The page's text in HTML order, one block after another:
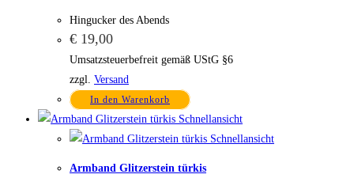
Hingucker des Abends
€ 19,00
Umsatzsteuerbefreit gemäß UStG §6
zzgl. Versand
In den Warenkorb
Schnellansicht
Schnellansicht
Armband Glitzerstein türkis